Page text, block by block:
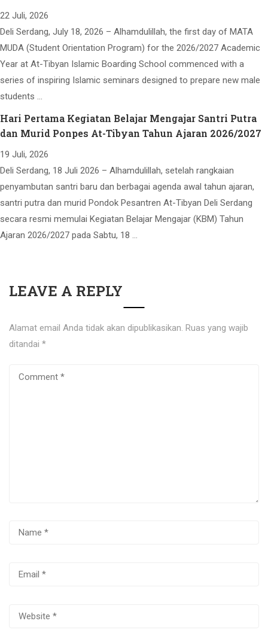
22 Juli, 2026
Deli Serdang, July 18, 2026 – Alhamdulillah, the first day of MATA
MUDA (Student Orientation Program) for the 2026/2027 Academic
Year at At-Tibyan Islamic Boarding School commenced with a
series of inspiring Islamic seminars designed to prepare new male
students …
Hari Pertama Kegiatan Belajar Mengajar Santri Putra
dan Murid Ponpes At-Tibyan Tahun Ajaran 2026/2027
19 Juli, 2026
Deli Serdang, 18 Juli 2026 – Alhamdulillah, setelah rangkaian
penyambutan santri baru dan berbagai agenda awal tahun ajaran,
santri putra dan murid Pondok Pesantren At-Tibyan Deli Serdang
secara resmi memulai Kegiatan Belajar Mengajar (KBM) Tahun
Ajaran 2026/2027 pada Sabtu, 18 …
LEAVE A REPLY
Alamat email Anda tidak akan dipublikasikan. Ruas yang wajib
ditandai *